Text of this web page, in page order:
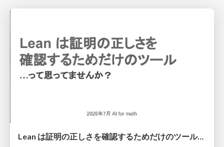
Lean は証明の正しさを確認するためだけのツールって思ってませんか？